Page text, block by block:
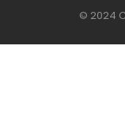
© 2024